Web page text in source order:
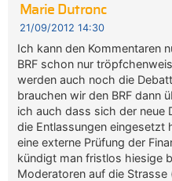
Marie Dutronc
21/09/2012 14:30
Ich kann den Kommentaren
BRF schon nur
werden auch noch die
brauchen wir den BRF dann
ich auch dass sich der neue
die Entlassungen eingesetzt
eine externe Prüfung der
kündigt man fristlos hiesige
Moderatoren auf die